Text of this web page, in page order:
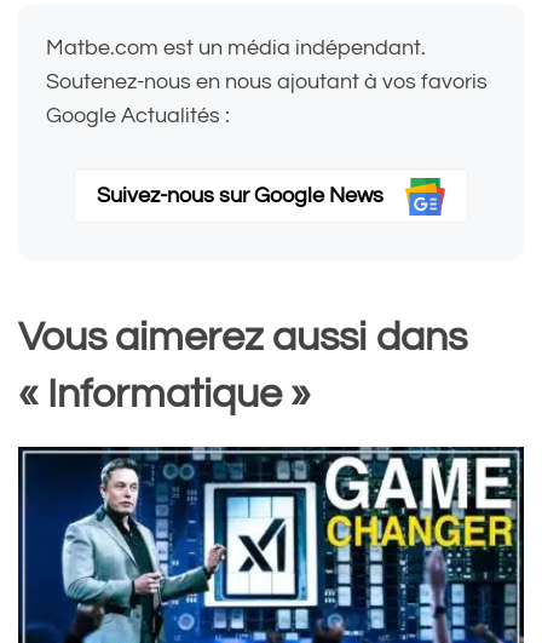
Matbe.com est un média indépendant.
Soutenez-nous en nous ajoutant à vos favoris
Google Actualités :
Suivez-nous sur Google News
Vous aimerez aussi dans
« Informatique »